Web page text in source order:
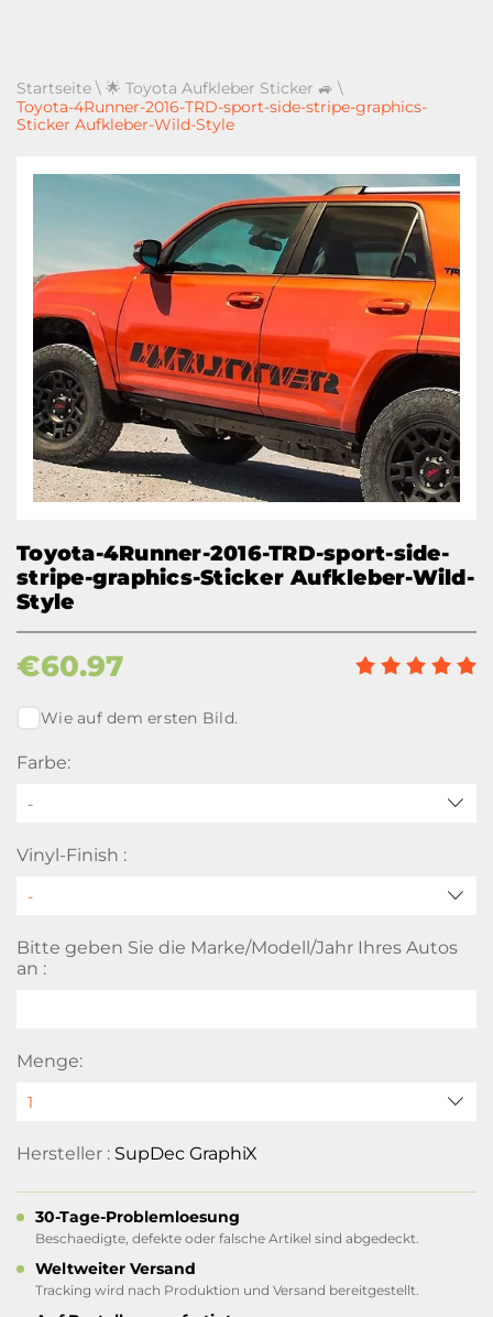
Startseite \ 🌟 Toyota Aufkleber Sticker 🚙 \
Toyota-4Runner-2016-TRD-sport-side-stripe-graphics-
Sticker Aufkleber-Wild-Style
Toyota-4Runner-2016-TRD-sport-side-
stripe-graphics-Sticker Aufkleber-Wild-
Style
€60.97
Wie auf dem ersten Bild.
Farbe:
-
Vinyl-Finish :
Bitte geben Sie die Marke/Modell/Jahr Ihres Autos
an :
Menge:
Hersteller : SupDec GraphiX
30-Tage-Problemloesung
Beschaedigte, defekte oder falsche Artikel sind abgedeckt.
Weltweiter Versand
Tracking wird nach Produktion und Versand bereitgestellt.